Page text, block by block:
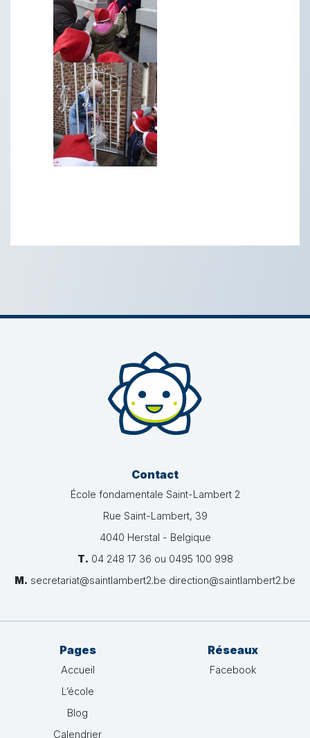
Contact
École fondamentale Saint-Lambert 2
Rue Saint-Lambert, 39
4040 Herstal - Belgique
T. 04 248 17 36 ou 0495 100 998
M. secretariat@saintlambert2.be direction@saintlambert2.be
Pages
Accueil
L’école
Blog
Calendrier
Réseaux
Facebook